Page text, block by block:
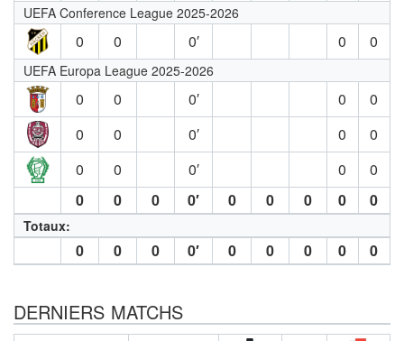
UEFA Conference League 2025-2026
0 0 0′ 0 0
UEFA Europa League 2025-2026
0 0 0′ 0
0
0
0 0′ 0
0
0
0 0′ 0
0
0
0 0 0′ 0 0 0 0 0
Totaux:
0 0 0 0′ 0 0 0 0 0
DERNIERS MATCHS